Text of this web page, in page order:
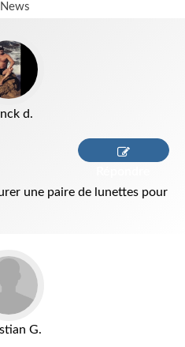
News
d.
une paire de lunettes pour
G.